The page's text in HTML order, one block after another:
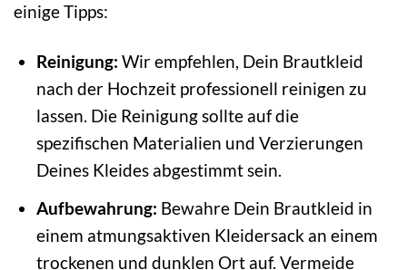
einige Tipps:
Reinigung: Wir empfehlen, Dein Brautkleid
nach der Hochzeit professionell reinigen zu
lassen. Die Reinigung sollte auf die
spezifischen Materialien und Verzierungen
Deines Kleides abgestimmt sein.
Aufbewahrung: Bewahre Dein Brautkleid in
einem atmungsaktiven Kleidersack an einem
trockenen und dunklen Ort auf. Vermeide